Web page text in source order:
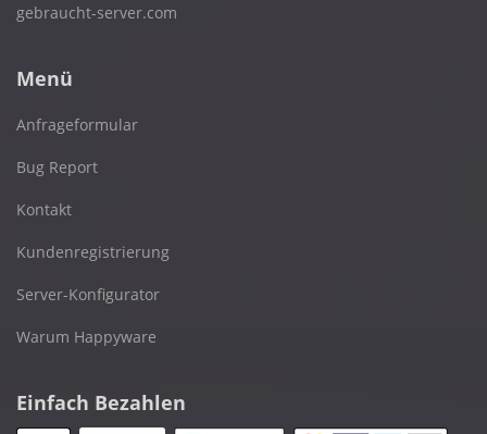
gebraucht-server.com
Menü
Anfrageformular
Bug Report
Kontakt
Kundenregistrierung
Server-Konfigurator
Warum Happyware
Einfach Bezahlen